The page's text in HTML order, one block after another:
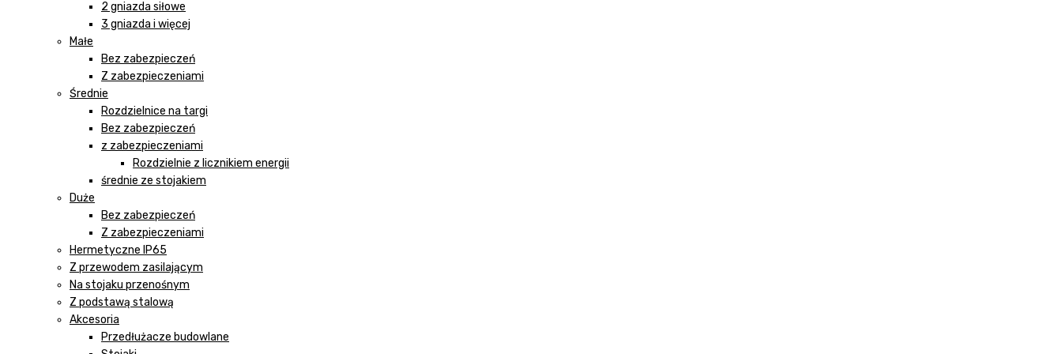
2 gniazda siłowe
3 gniazda i więcej
Małe
Bez zabezpieczeń
Z zabezpieczeniami
Średnie
Rozdzielnice na targi
Bez zabezpieczeń
z zabezpieczeniami
Rozdzielnie z licznikiem energii
średnie ze stojakiem
Duże
Bez zabezpieczeń
Z zabezpieczeniami
Hermetyczne IP65
Z przewodem zasilającym
Na stojaku przenośnym
Z podstawą stalową
Akcesoria
Przedłużacze budowlane